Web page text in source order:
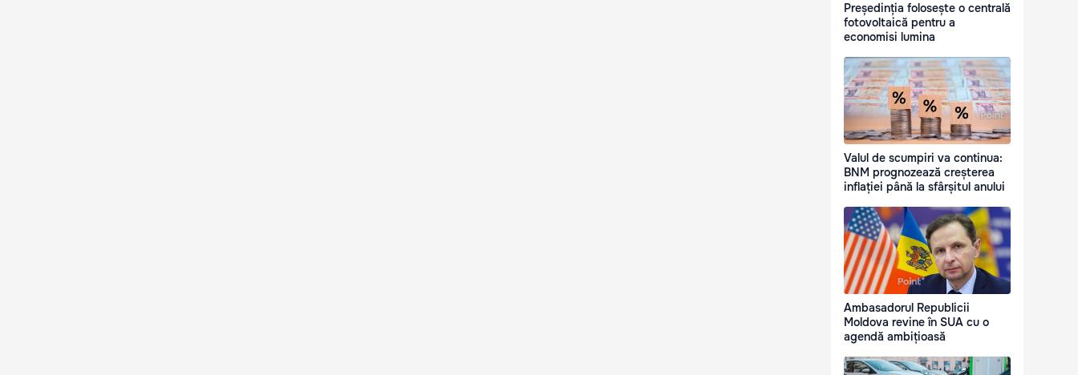
Președinția folosește o centrală
fotovoltaică pentru a
economisi lumina
Valul de scumpiri va continua:
BNM prognozează creșterea
inflației până la sfârșitul anului
Ambasadorul Republicii
Moldova revine în SUA cu o
agendă ambițioasă